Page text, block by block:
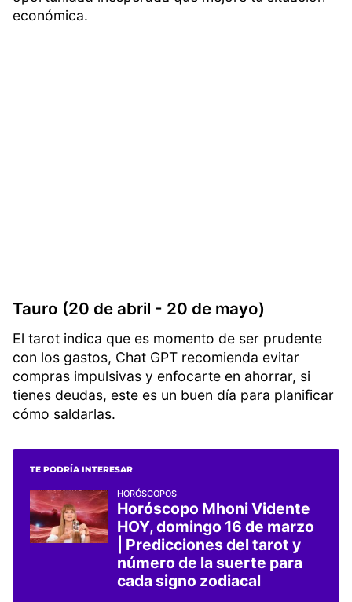
económica.
Tauro (20 de abril - 20 de mayo)
El tarot indica que es momento de ser prudente
con los gastos, Chat GPT recomienda evitar
compras impulsivas y enfocarte en ahorrar, si
tienes deudas, este es un buen día para planificar
cómo saldarlas.
TE PODRÍA INTERESAR
HORÓSCOPOS
Horóscopo Mhoni Vidente
HOY, domingo 16 de marzo
| Predicciones del tarot y
número de la suerte para
cada signo zodiacal